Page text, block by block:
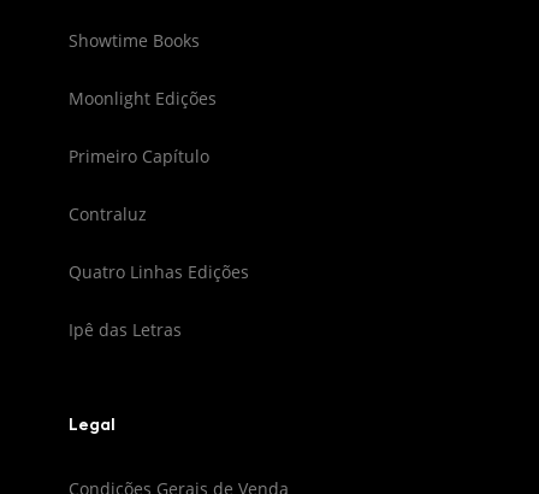
Showtime Books
Moonlight Edições
Primeiro Capítulo
Contraluz
Quatro Linhas Edições
Ipê das Letras
Legal
Condições Gerais de Venda